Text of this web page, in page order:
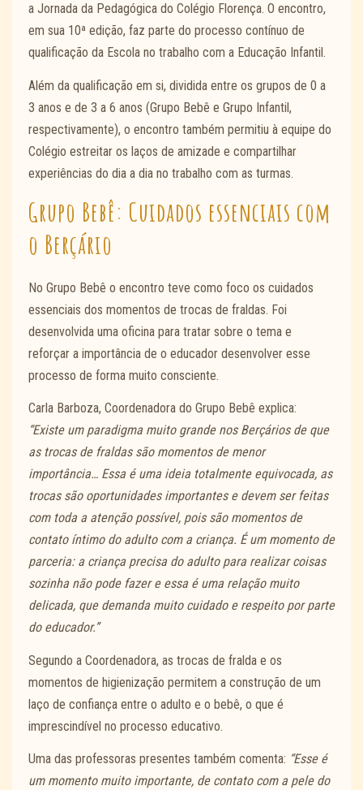
a Jornada da Pedagógica do Colégio Florença. O encontro,
em sua 10ª edição, faz parte do processo contínuo de
qualificação da Escola no trabalho com a Educação Infantil.
Além da qualificação em si, dividida entre os grupos de 0 a
3 anos e de 3 a 6 anos (Grupo Bebê e Grupo Infantil,
respectivamente), o encontro também permitiu à equipe do
Colégio estreitar os laços de amizade e compartilhar
experiências do dia a dia no trabalho com as turmas.
Grupo Bebê: Cuidados essenciais com
o Berçário
No Grupo Bebê o encontro teve como foco os cuidados
essenciais dos momentos de trocas de fraldas. Foi
desenvolvida uma oficina para tratar sobre o tema e
reforçar a importância de o educador desenvolver esse
processo de forma muito consciente.
Carla Barboza, Coordenadora do Grupo Bebê explica:
“Existe um paradigma muito grande nos Berçários de que
as trocas de fraldas são momentos de menor
importância… Essa é uma ideia totalmente equivocada, as
trocas são oportunidades importantes e devem ser feitas
com toda a atenção possível, pois são momentos de
contato íntimo do adulto com a criança. É um momento de
parceria: a criança precisa do adulto para realizar coisas
sozinha não pode fazer e essa é uma relação muito
delicada, que demanda muito cuidado e respeito por parte
do educador.”
Segundo a Coordenadora, as trocas de fralda e os
momentos de higienização permitem a construção de um
laço de confiança entre o adulto e o bebê, o que é
imprescindível no processo educativo.
Uma das professoras presentes também comenta: “Esse é
um momento muito importante, de contato com a pele do